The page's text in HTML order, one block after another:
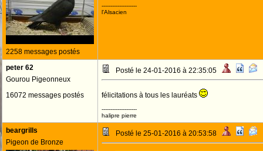
2258 messages postés
--------------------
l'Alsacien
peter 62
Gourou Pigeonneux
16072 messages postés
Posté le 24-01-2016 à 22:35:05
félicitations à tous les lauréats
--------------------
halipre pierre
beargrills
Pigeon de Bronze
Posté le 25-01-2016 à 20:53:58